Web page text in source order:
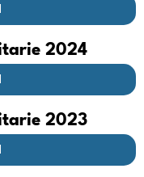
2024
2023